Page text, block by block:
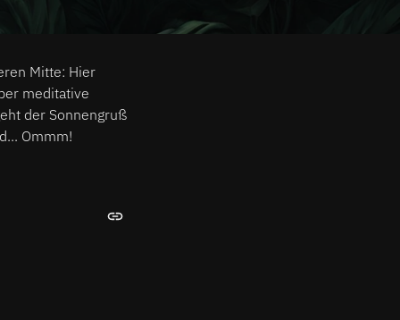
Mitte: Hier
meditative
der Sonnengruß
Ommm!